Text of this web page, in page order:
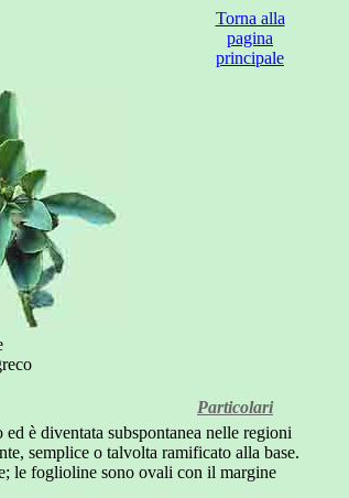
Torna alla
pagina
principale
Particolari
è diventata subspontanea nelle regioni
semplice o talvolta ramificato alla base.
le foglioline sono ovali con il margine